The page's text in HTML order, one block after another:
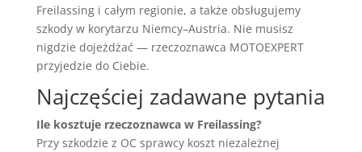
Freilassing i całym regionie, a także obsługujemy
szkody w korytarzu Niemcy–Austria. Nie musisz
nigdzie dojeżdżać — rzeczoznawca MOTOEXPERT
przyjedzie do Ciebie.
Najczęściej zadawane pytania
Ile kosztuje rzeczoznawca w Freilassing?
Przy szkodzie z OC sprawcy koszt niezależnej